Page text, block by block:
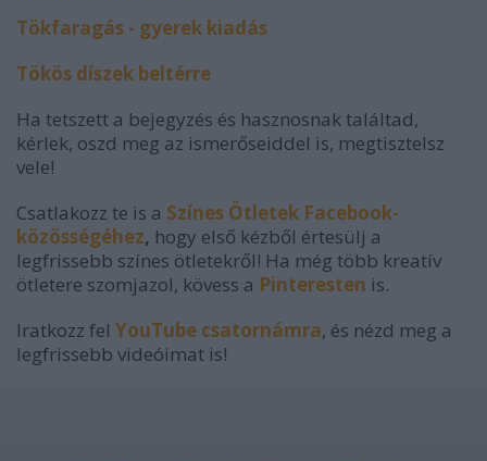
Tökfaragás - gyerek kiadás
Tökös díszek beltérre
Ha tetszett a bejegyzés és hasznosnak találtad,
kérlek, oszd meg az ismerőseiddel is, megtisztelsz
vele!
Csatlakozz te is a Színes Ötletek Facebook-
közösségéhez, hogy első kézből értesülj a
legfrissebb színes ötletekről! Ha még több kreatív
ötletere szomjazol, kövess a Pinteresten is.
Iratkozz fel YouTube csatornámra, és nézd meg a
legfrissebb videóimat is!